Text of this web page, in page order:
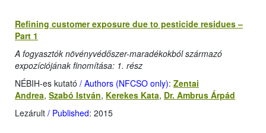
Refining customer exposure due to pesticide residues –
Part 1
A fogyasztók növényvédőszer-maradékokból származó
expozíciójának finomítása: 1. rész
NÉBIH-es kutató / Authors (NFCSO only): Zentai
Andrea, Szabó István, Kerekes Kata, Dr. Ambrus Árpád
Lezárult / Published: 2015